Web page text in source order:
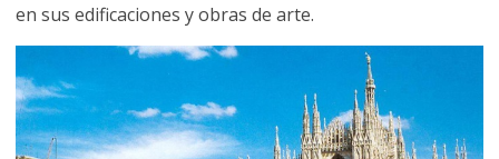
en sus edificaciones y obras de arte.